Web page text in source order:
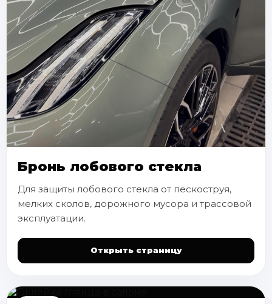
Бронь лобового стекла
Для защиты лобового стекла от пескоструя,
мелких сколов, дорожного мусора и трассовой
эксплуатации.
Открыть страницу